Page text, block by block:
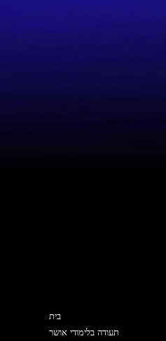
בית
תעודה בלימודי אושר